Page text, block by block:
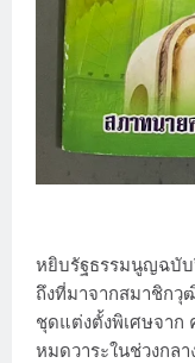
หยิบรัฐธรรมนูญฉบับ
ถึงที่มาจากสมาชิกวุ
ชุดแต่งตั้งพิเศษจาก
หมดวาระในช่วงกล